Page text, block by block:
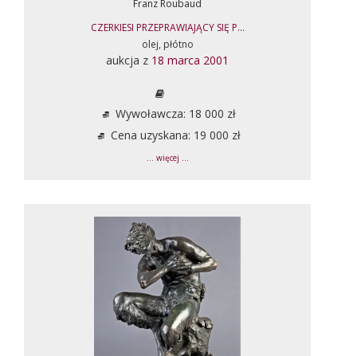
Franz Roubaud
CZERKIESI PRZEPRAWIAJĄCY SIĘ P...
olej, płótno
aukcja z 18 marca 2001
Wywoławcza: 18 000 zł
Cena uzyskana: 19 000 zł
... więcej ...